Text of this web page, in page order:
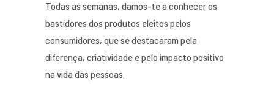
Todas as semanas, damos-te a conhecer os
bastidores dos produtos eleitos pelos
consumidores, que se destacaram pela
diferença, criatividade e pelo impacto positivo
na vida das pessoas.